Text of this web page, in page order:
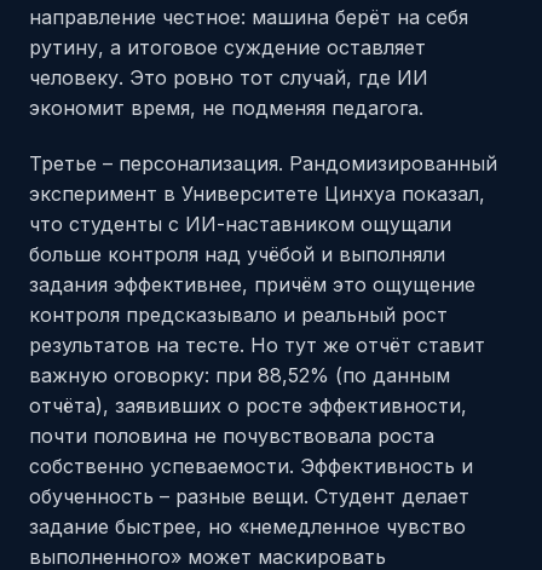
направление честное: машина берёт на себя
рутину, а итоговое суждение оставляет
человеку. Это ровно тот случай, где ИИ
экономит время, не подменяя педагога.
Третье – персонализация. Рандомизированный
эксперимент в Университете Цинхуа показал,
что студенты с ИИ-наставником ощущали
больше контроля над учёбой и выполняли
задания эффективнее, причём это ощущение
контроля предсказывало и реальный рост
результатов на тесте. Но тут же отчёт ставит
важную оговорку: при 88,52% (по данным
отчёта), заявивших о росте эффективности,
почти половина не почувствовала роста
собственно успеваемости. Эффективность и
обученность – разные вещи. Студент делает
задание быстрее, но «немедленное чувство
выполненного» может маскировать